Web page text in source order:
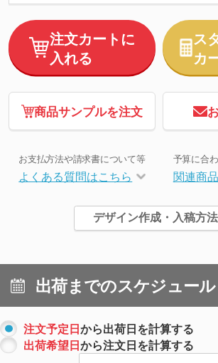
注文カートに
入れる
ス
カ
商品サンプルを注文
お支払方法や請求書について等
よくある質問はこちら
予算に合
関連商
デザイン作成・入稿方法
出荷までのスケジュール
注文予定日から出荷日を計算する
出荷希望日から注文日を計算する